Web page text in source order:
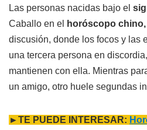
Las personas nacidas bajo el
Caballo en el
horóscopo chino,
discusión, donde los focos y las
una tercera persona en
mantienen con ella. Mientras
un amigo, otro huele segundas
►TE PUEDE INTERESAR: